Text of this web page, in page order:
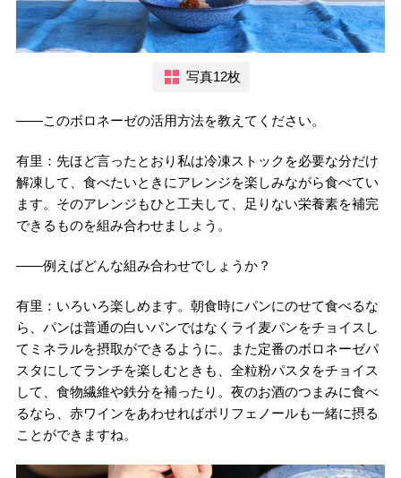
写真12枚
――このボロネーゼの活用方法を教えてください。
有里：先ほど言ったとおり私は冷凍ストックを必要な分だけ
解凍して、食べたいときにアレンジを楽しみながら食べてい
ます。そのアレンジもひと工夫して、足りない栄養素を補完
できるものを組み合わせましょう。
――例えばどんな組み合わせでしょうか？
有里：いろいろ楽しめます。朝食時にパンにのせて食べるな
ら、パンは普通の白いパンではなくライ麦パンをチョイスし
てミネラルを摂取ができるように。また定番のボロネーゼパ
スタにしてランチを楽しむときも、全粒粉パスタをチョイス
して、食物繊維や鉄分を補ったり。夜のお酒のつまみに食べ
るなら、赤ワインをあわせればポリフェノールも一緒に摂る
ことができますね。